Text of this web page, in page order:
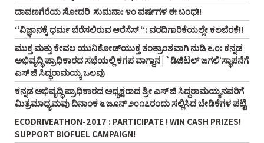
ದಾವಣಗೆರೆಯ ಸೋದರಿ ಸುಮನಾ: ೪೦ ವರ್ಷಗಳ ಈ ಬಂಧ!!
“ವಿಜ್ಞಾನಕ್ಕೆ ಧರ್ಮ ಬೆರೆಸಲಿರುವ ಆರೆಸೆಸ್‌ “: ವರದಿಗಾರಿಕೆಯಲ್ಲೇ ಕಲಬೆರಕೆ!!
ಮುಕ್ತ ಮತ್ತು ಕೇವಲ ಯುನಿಕೋಡ್‌ಯುಕ್ತ ತಂತ್ರಾಂಶವಾಗಿ ನುಡಿ ೬.೦: ಕನ್ನಡ
ಅಭಿವೃದ್ಧಿ ಪ್ರಾಧಿಕಾರದ ಸಭೆಯಲ್ಲಿ ಕಗಪ ವಾಗ್ದಾನ | `ಡಿಜಿಟಲ್‌ ಜಗಲಿ’ಸ್ಥಾಪನೆಗೆ
ಎಸ್‌ ಜಿ ಸಿದ್ಧರಾಮಯ್ಯ ಒಲವು
ಕನ್ನಡ ಅಭಿವೃದ್ಧಿ ಪ್ರಾಧಿಕಾರದ ಅಧ್ಯಕ್ಷರಾದ ಶ್ರೀ ಎಸ್‌ ಜಿ ಸಿದ್ದರಾಮಯ್ಯನವರಿಗೆ
ಮಿತ್ರಮಾಧ್ಯಮವು ದಿನಾಂಕ ೬ ಜೂನ್‌ ೨೦೧೭ರಂದು ಸಲ್ಲಿಸಿದ ಬೇಡಿಕೆಗಳ ಪಟ್ಟಿ
ECODRIVEATHON-2017 : PARTICIPATE ! WIN CASH PRIZES!
SUPPORT BIOFUEL CAMPAIGN!